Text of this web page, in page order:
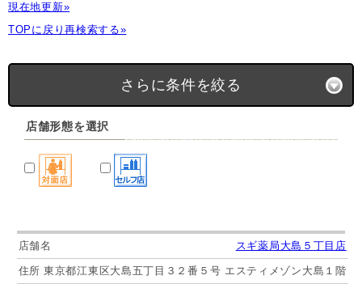
現在地更新»
TOPに戻り再検索する»
さらに条件を絞る
店舗形態を選択
スギ薬局大島５丁目店
東京都江東区大島五丁目３２番５号 エスティメゾン大島１階